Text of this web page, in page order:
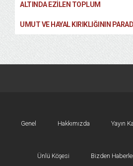
ALTINDA EZILEN TOPLUM
UMUT VE HAYAL KIRIKLIĞININ
Genel Hakkımızda Yayın
Ünlü Köşesi Bizden